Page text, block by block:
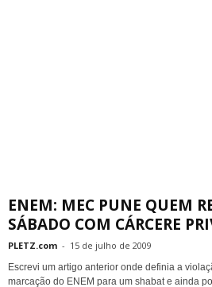
ENEM: MEC PUNE QUEM
SÁBADO COM CÁRCERE
PLETZ.com - 15 de julho de 2009
Escrevi um artigo anterior onde definia a
marcação do ENEM para um shabat e ainda